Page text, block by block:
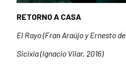
RETORNO A CASA
El Rayo (Fran Araújo y Ernesto
Sicixia (Ignacio Vilar, 2016)